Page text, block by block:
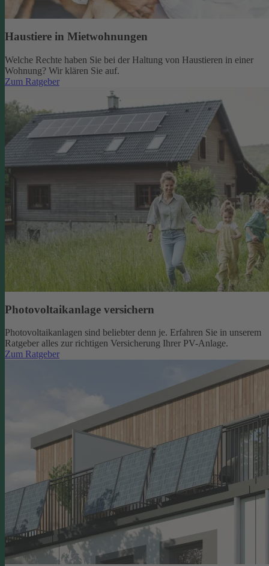
Haustiere in Mietwohnungen
Welche Rechte haben Sie bei der Haltung von Haustieren in einer
Wohnung? Wir klären Sie auf.
Zum Ratgeber
Photovoltaikanlage versichern
Photovoltaikanlagen sind beliebter denn je. Erfahren Sie in unserem
Ratgeber alles zur richtigen Versicherung Ihrer PV-Anlage.
Zum Ratgeber